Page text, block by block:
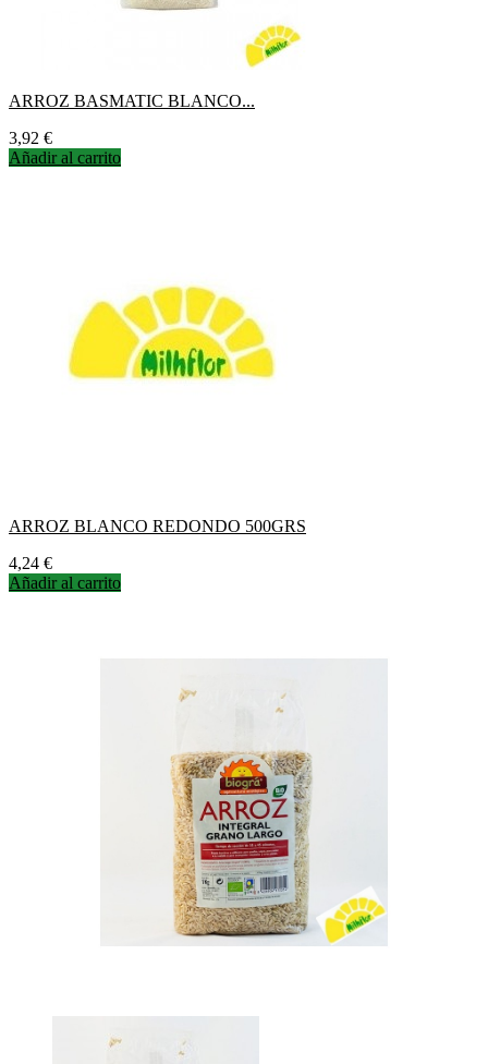
ARROZ BASMATIC BLANCO...
Precio
3,92 €
Añadir al carrito
ARROZ BLANCO REDONDO 500GRS
Precio
4,24 €
Añadir al carrito